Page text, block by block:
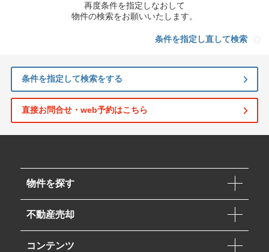
再度条件を指定しなおして
物件の検索をお願いいたします。
条件を指定し直して検索
条件を指定して検索をする
直接お問合せ・web予約はこちら
物件を探す
不動産売却
コンテンツ